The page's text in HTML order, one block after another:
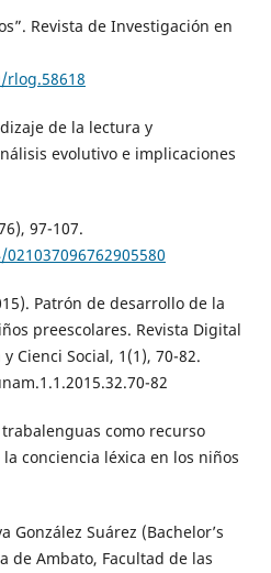
Revista de Investigación en
de la lectura y
evolutivo e implicaciones
97-107.
Patrón de desarrollo de la
preescolares. Revista Digital
Cienci Social, 1(1), 70-82.
82
trabalenguas como recurso
conciencia léxica en los niños
González Suárez (Bachelor’s
de Ambato, Facultad de las